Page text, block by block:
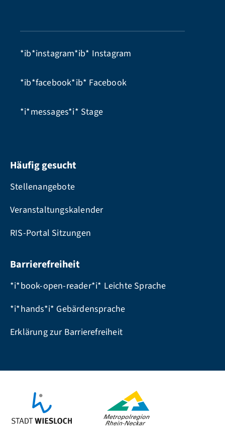
*ib*instagram*ib* Instagram
*ib*facebook*ib* Facebook
*i*messages*i* Stage
Häufig gesucht
Stellenangebote
Veranstaltungskalender
RIS-Portal Sitzungen
Barrierefreiheit
*i*book-open-reader*i* Leichte Sprache
*i*hands*i* Gebärdensprache
Erklärung zur Barrierefreiheit